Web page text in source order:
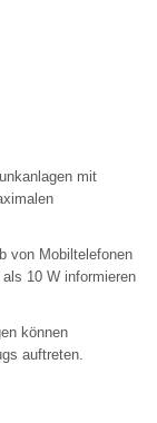
mit
von Mobiltelefonen
10 W informieren
können
auftreten.